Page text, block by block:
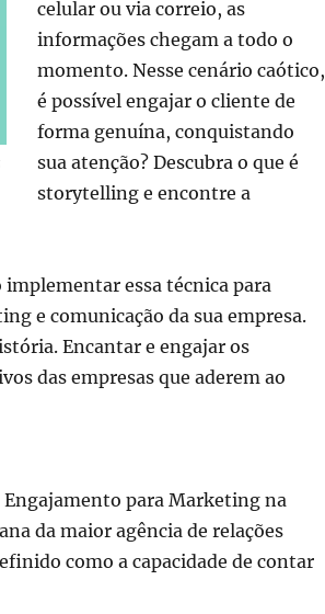
celular ou via correio, as
informações chegam a todo o
momento. Nesse cenário caótico,
é possível engajar o cliente de
forma genuína, conquistando
sua atenção? Descubra o que é
storytelling e encontre a
essa técnica para
e comunicação da sua empresa.
Encantar e engajar os
das empresas que aderem ao
para Marketing na
da maior agência de relações
como a capacidade de contar